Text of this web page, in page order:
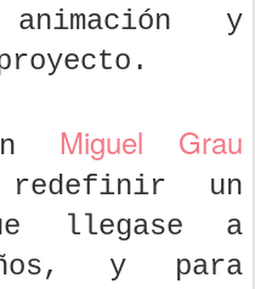
y
Miguel Grau
un
llegase a
y para